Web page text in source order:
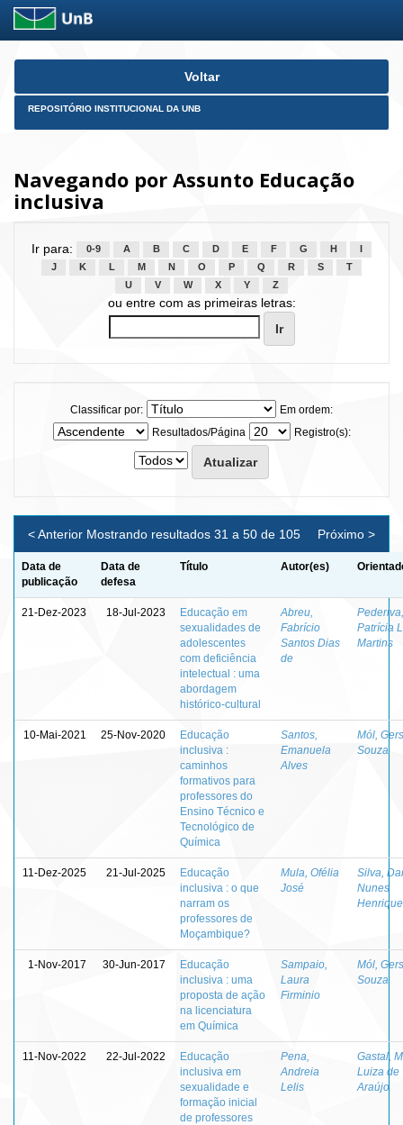
Skip
Voltar
REPOSITÓRIO INSTITUCIONAL DA UNB
Navegando por Assunto Educação
inclusiva
Ir para: 0-9 A B C D E F G H
J
K L M N O P Q R S
T
U
V W X Y Z
ou entre com as primeiras letras:
Classificar por:
Em ordem:
Resultados/Página
Registro(s):
Mostrando resultados 31 a 50 de 105
< Anterior Próximo >
Data de
publicação
Data de
defesa
Título Autor(es)
21-Dez-2023 18-Jul-2023
Educação em
sexualidades de
adolescentes
com deficiência
intelectual : uma
abordagem
histórico-cultural
Abreu,
Fabrício
Santos Dias
de
Pederiva,
Patrícia
Martins
10-Mai-2021 25-Nov-2020
Educação
inclusiva :
caminhos
formativos para
professores do
Ensino Técnico e
Tecnológico de
Química
Santos,
Emanuela
Alves
Mól,
Souza
11-Dez-2025 21-Jul-2025
Educação
inclusiva : o que
narram os
professores de
Moçambique?
Mula, Ofélia
José
Silva,
Nunes
Henrique
1-Nov-2017 30-Jun-2017
Educação
inclusiva : uma
proposta de ação
na licenciatura
em Química
Sampaio,
Laura
Firminio
Mól,
Souza
11-Nov-2022 22-Jul-2022
Educação
inclusiva em
sexualidade e
formação inicial
de professores
Pena,
Andreia
Lelis
Gastal,
Luiza de
Araújo